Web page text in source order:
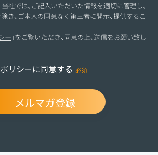
社では、ご記入いただいた情報を適切に管理し、
き、ご本人の同意なく第三者に開示、提供するこ
ー 」をご覧いただき、同意の上、送信をお願い致し
リシーに同意する